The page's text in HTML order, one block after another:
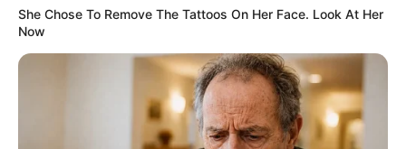
She Chose To Remove The Tattoos On Her Face. Look At Her
Now